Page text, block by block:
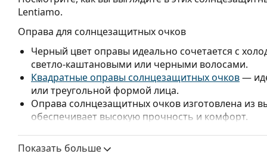
Lentiamo.
Оправа для солнцезащитных очков
Черный цвет оправы идеально сочетается с
светло-каштановыми или черными волосами.
Квадратные оправы солнцезащитных очков—
или треугольной формой лица.
Оправа солнцезащитных очков изготовлена из
обеспечивает высокую прочность и комфорт.
Линзы для солнцезащитных очков
Показать больше